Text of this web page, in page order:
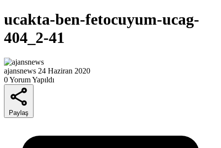
ucakta-ben-fetocuyum-ucag-
404_2-41
ajansnews 24 Haziran 2020
0 Yorum Yapıldı
Paylaş